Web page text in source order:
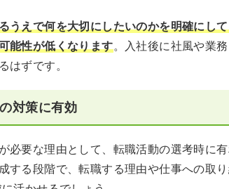
うえで何を大切にしたいのかを明確にし
能性が低くなります。入社後に社風や業
はずです。
対策に有効
必要な理由として、転職活動の選考時に
する段階で、転職する理由や仕事への取